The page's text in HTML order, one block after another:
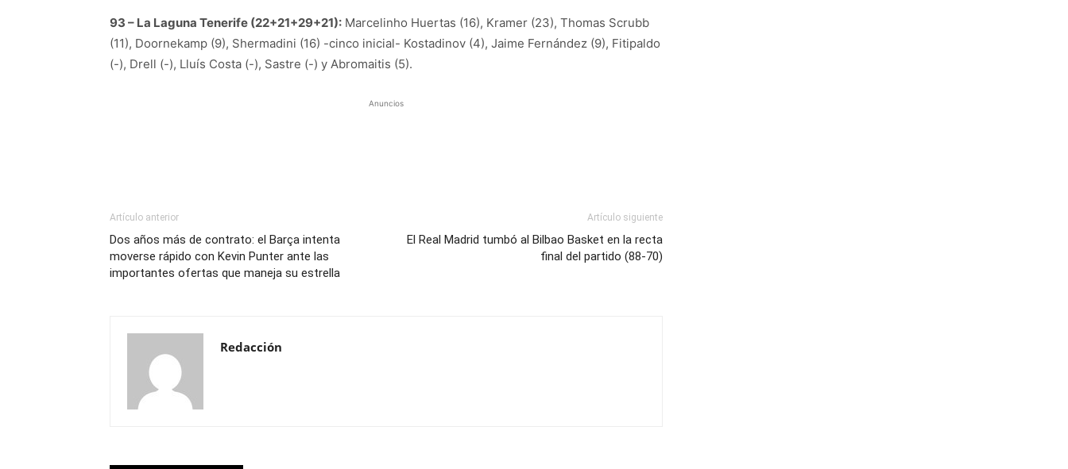
93 – La Laguna Tenerife (22+21+29+21): Marcelinho Huertas (16), Kramer (23), Thomas Scrubb
(11), Doornekamp (9), Shermadini (16) -cinco inicial- Kostadinov (4), Jaime Fernández (9), Fitipaldo
(-), Drell (-), Lluís Costa (-), Sastre (-) y Abromaitis (5).
Anuncios
Artículo anterior
Dos años más de contrato: el Barça intenta
moverse rápido con Kevin Punter ante las
importantes ofertas que maneja su estrella
Artículo siguiente
El Real Madrid tumbó al Bilbao Basket en la recta
final del partido (88-70)
Redacción